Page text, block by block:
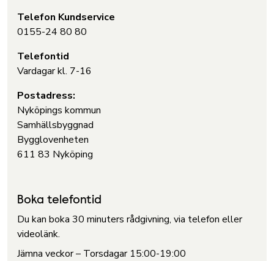
Telefon Kundservice
0155-24 80 80
Telefontid
Vardagar kl. 7-16
Postadress:
Nyköpings kommun
Samhällsbyggnad
Bygglovenheten
611 83 Nyköping
Boka telefontid
Du kan boka 30 minuters rådgivning, via telefon eller
videolänk.
Jämna veckor – Torsdagar 15:00-19:00